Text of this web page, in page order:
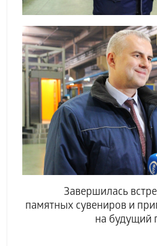
Завершилась
памятных сувениров и
на будущий